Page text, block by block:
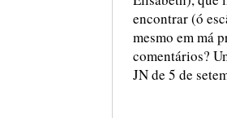
encontrar (ó
mesmo em má
comentários?
JN de 5 de